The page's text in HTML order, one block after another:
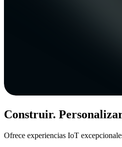
Construir.
Ofrece experiencias IoT